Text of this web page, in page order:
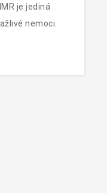
je jediná
nemoci.